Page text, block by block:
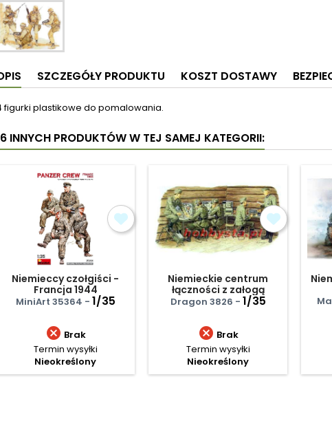
SZCZEGÓŁY PRODUKTU KOSZT DOSTAWY
figurki plastikowe do pomalowania.
INNYCH PRODUKTÓW W TEJ SAMEJ KATEGORII:
Niemieccy czołgiści -
Francja 1944
MiniArt 35364 - 1/35
 Brak
Termin wysyłki
Nieokreślony
Niemieckie centrum
łączności z załogą
Dragon 3826 - 1/35
 Brak
Termin wysyłki
Nieokreślony